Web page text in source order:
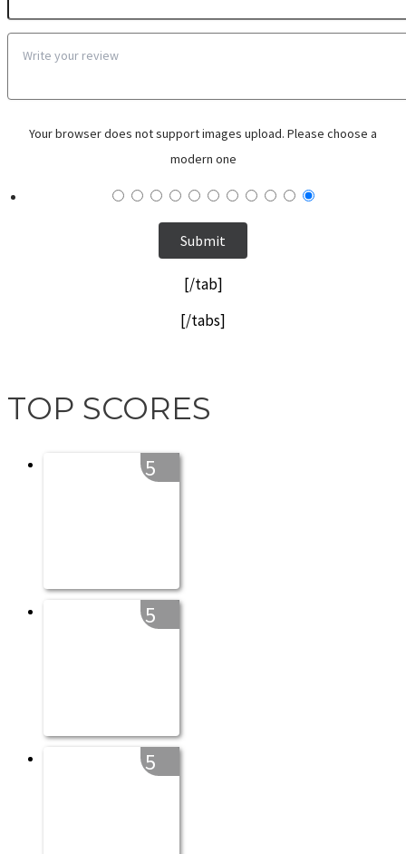
Your browser does not support images upload. Please choose a
modern one
[/tab]
[/tabs]
TOP SCORES
5
5
5